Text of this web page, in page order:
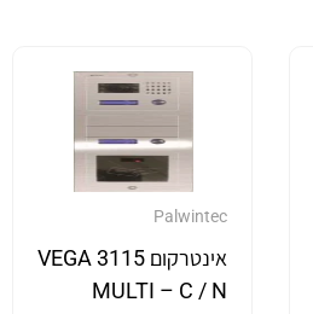
Palwintec
אינטרקום VEGA 3115
MULTI – C / N